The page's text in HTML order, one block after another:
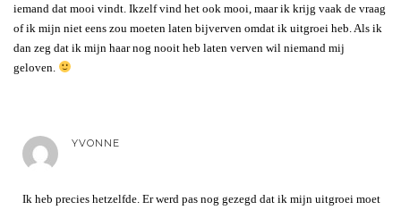
iemand dat mooi vindt. Ikzelf vind het ook mooi, maar ik krijg vaak de vraag
of ik mijn niet eens zou moeten laten bijverven omdat ik uitgroei heb. Als ik
dan zeg dat ik mijn haar nog nooit heb laten verven wil niemand mij
geloven.
YVONNE
Ik heb precies hetzelfde. Er werd pas nog gezegd dat ik mijn uitgroei moet